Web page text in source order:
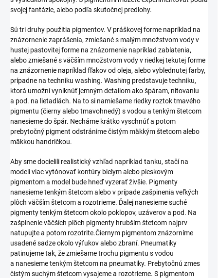
svojej fantázie, alebo podľa skutočnej predlohy.
Sú tri druhy použitia pigmentov. V práškovej forme napríklad na
znázornenie zaprášenia, zmiešané s malým množstvom vody v
hustej pastovitej forme na znázornenie napríklad zablatenia,
alebo zmiešané s väčším množstvom vody v riedkej tekutej forme
na znázornenie napríklad fľakov od oleja, alebo vyblednutej farby,
prípadne na techniku washing. Washing predstavuje techniku,
ktorá umožní vyniknúť jemným detailom ako špáram, nitovaniu
a pod. na lietadlách. Na to si namiešame riedky roztok tmavého
pigmentu (čierny alebo tmavohnedý) s vodou a tenkým štetcom
nanesieme do špár. Necháme krátko vyschnúť a potom
prebytočný pigment odstránime čistým mäkkým štetcom alebo
mäkkou handričkou.
Aby sme docielili realistický vzhľad napríklad tanku, stačí na
modeli viac vytónovať kontúry bielym alebo pieskovým
pigmentom a model bude hneď vyzerať živšie. Pigmenty
nanesieme tenkým štetcom alebo v prípade zašpinenia veľkých
plôch väčším štetcom a rozotrieme. Ďalej nanesieme suché
pigmenty tenkým štetcom okolo poklopov, uzáverov a pod. Na
zašpinenie väčších plôch pigmenty hrubším štetcom najprv
natupujte a potom rozotrite.Čiernym pigmentom znázorníme
usadené sadze okolo výfukov alebo zbraní. Pneumatiky
patinujeme tak, že zmiešame trochu pigmentu s vodou
a nanesieme tenkým štetcom na pneumatiky. Prebytočnú zmes
čistým suchým štetcom vysajeme a rozotrieme. S pigmentom